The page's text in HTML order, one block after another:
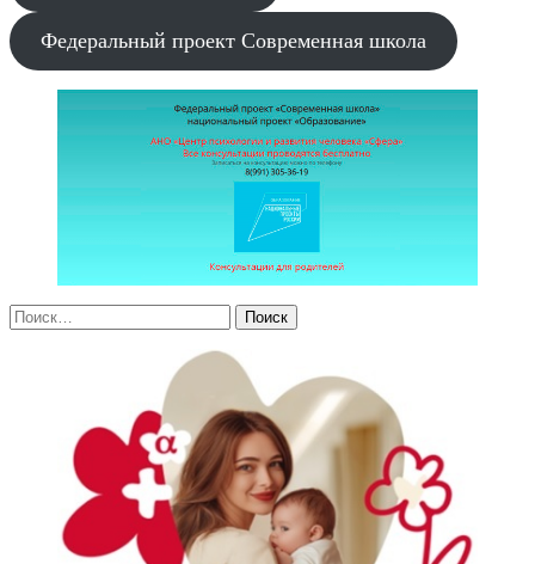
Федеральный проект Современная школа